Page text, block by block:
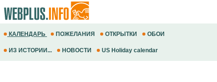
КАЛЕНДАРЬ ПОЖЕЛАНИЯ ОТКРЫТКИ ОБОИ
ИЗ ИСТОРИИ... НОВОСТИ US Holiday calendar